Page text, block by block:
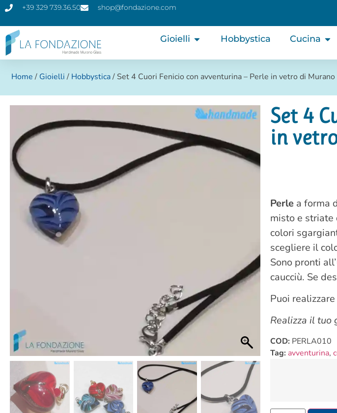
+39 329 739.36.50 shop@fondazione.com
Gioielli Hobbystica Cucina
Home / Gioielli / Hobbystica/ Set 4 Cuori Fenicio con avventurina – Perle in vetro di Murano
Set 4
in
Perle a forma
misto e striate
colori
scegliere il
Sono pronti
caucciù. Se
Puoi
Realizza il tuo
COD: PERLA010
Tag: avventurina,